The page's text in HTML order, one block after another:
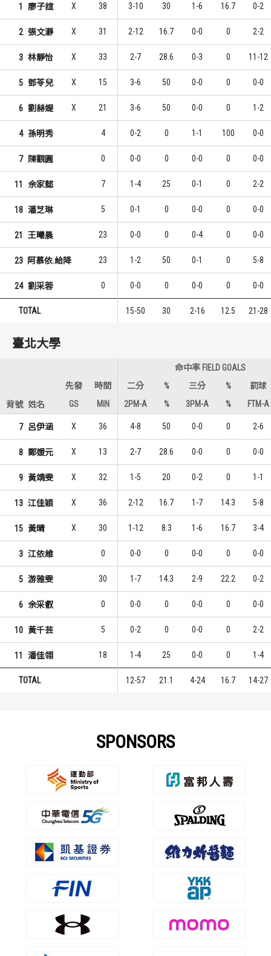
1 江佳穎 14
2 黃晴 10
3 呂伊涵 6
1 江佳穎 3
2 鄭媛元 1
2 黃靖雯 1
1 廖子誼 X 38 3-10 30 1-6 16.7 0-2
2 張文瀞 X 31 2-12 16.7 0-0 0 2-2
3 林靜怡 X 33 2-7 28.6 0-3 0 11-12
5 鄧苓兒 X 15 3-6 50 0-0 0 0-0
6 劉赫媞 X 21 3-6 50 0-0 0 1-2
4 孫明秀 4 0-2 0 1-1 100 0-0
7 陳觀圓 0 0-0 0 0-0 0 0-0
11 余家懿 7 1-4 25 0-1 0 2-2
18 潘芝琳 5 0-1 0 0-0 0 0-0
21 王曦晨 23 0-0 0 0-4 0 0-0
23 阿慕依.給降 23 1-2 50 0-1 0 5-8
24 劉采蓉 0 0-0 0 0-0 0 0-0
TOTAL 15-50 30 2-16 12.5 21-28
臺北大學
命中率 FIELD GOALS
先發
時間 二分 % 三分 %
罰球
背號 姓名 GS MIN 2PM-A % 3PM-A % FTM-A
7 呂伊涵 X 36 4-8 50 0-0 0 2-6
8 鄭媛元 X 13 2-7 28.6 0-0 0 0-0
9 黃靖雯 X 32 1-5 20 0-2 0 1-1
13 江佳穎 X 36 2-12 16.7 1-7 14.3 5-8
15 黃晴 X 30 1-12 8.3 1-6 16.7 3-4
3 江依維 0 0-0 0 0-0 0 0-0
5 游雅雯 30 1-7 14.3 2-9 22.2 0-2
6 余采叡 0 0-0 0 0-0 0 0-0
10 黃千芸 5 0-2 0 0-0 0 2-2
11 潘佳翎 18 1-4 25 0-0 0 1-4
TOTAL 12-57 21.1 4-24 16.7 14-27
SPONSORS